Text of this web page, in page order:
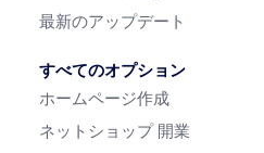
最新のアップデート
すべてのオプション
ホームページ作成
ネットショップ 開業